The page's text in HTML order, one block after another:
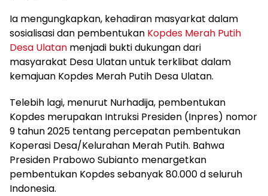
Ia mengungkapkan, kehadiran masyarkat dalam
sosialisasi dan pembentukan Kopdes Merah Putih
Desa Ulatan menjadi bukti dukungan dari
masyarakat Desa Ulatan untuk terklibat dalam
kemajuan Kopdes Merah Putih Desa Ulatan.
Telebih lagi, menurut Nurhadija, pembentukan
Kopdes merupakan Intruksi Presiden (Inpres) nomor
9 tahun 2025 tentang percepatan pembentukan
Koperasi Desa/Kelurahan Merah Putih. Bahwa
Presiden Prabowo Subianto menargetkan
pembentukan Kopdes sebanyak 80.000 d seluruh
Indonesia.